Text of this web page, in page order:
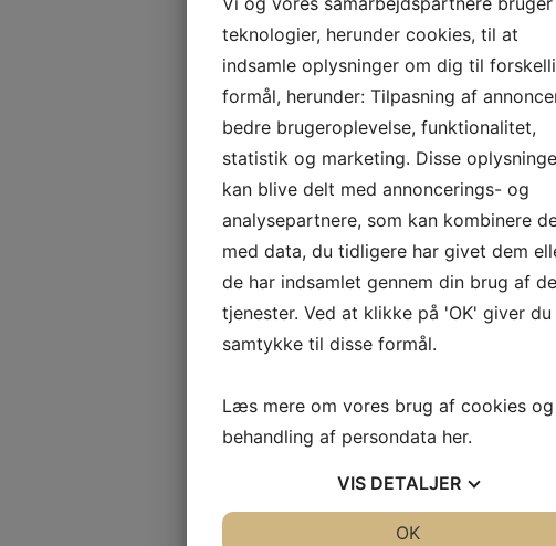
teknologier, herunder cookies, til at
indsamle oplysninger om dig til
formål, herunder: Tilpasning af
bedre brugeroplevelse, funktionalitet,
statistik og marketing. Disse
kan blive delt med annoncerings- og
analysepartnere, som kan kombinere
med data, du tidligere har givet dem
de har indsamlet gennem din brug af
tjenester. Ved at klikke på 'OK' giver du
samtykke til disse formål.
Læs mere om vores brug af cookies og
behandling af persondata her.
VIS DETALJER
OK